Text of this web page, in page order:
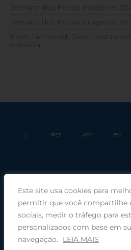
Este site usa cookies para
permitir que você compartilhe
sociais, medir o tráfego para
personalizados com base em
navegação.
LEIA MAIS
Semana dos Povos Indígenas
Semana dos Povos Indígenas
Povo Jamamadi Deni – festa e
brasileira
Praça Rui Barbosa, 220, sala 66,
Telefone: (51)
© 2026 COMIN - Conselho de